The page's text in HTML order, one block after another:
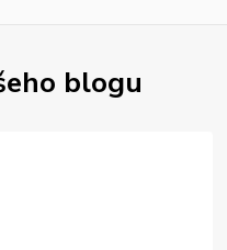
blogu